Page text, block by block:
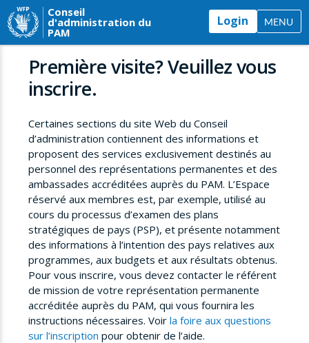
Conseil
d'administration du
PAM
Login MENU
Première visite? Veuillez vous
inscrire.
Certaines sections du site Web du Conseil
d’administration contiennent des informations et
proposent des services exclusivement destinés au
personnel des représentations permanentes et des
ambassades accréditées auprès du PAM. L’Espace
réservé aux membres est, par exemple, utilisé au
cours du processus d’examen des plans
stratégiques de pays (PSP), et présente notamment
des informations à l’intention des pays relatives aux
programmes, aux budgets et aux résultats obtenus.
Pour vous inscrire, vous devez contacter le référent
de mission de votre représentation permanente
accréditée auprès du PAM, qui vous fournira les
instructions nécessaires. Voir la foire aux questions
sur l’inscription pour obtenir de l’aide.